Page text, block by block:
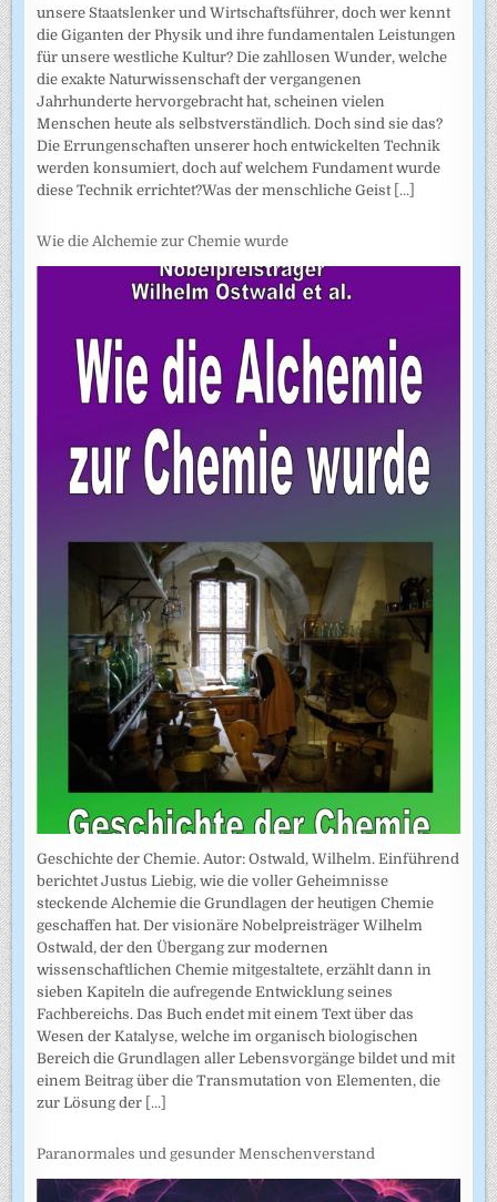
unsere Staatslenker und Wirtschaftsführer, doch wer kennt
die Giganten der Physik und ihre fundamentalen Leistungen
für unsere westliche Kultur? Die zahllosen Wunder, welche
die exakte Naturwissenschaft der vergangenen
Jahrhunderte hervorgebracht hat, scheinen vielen
Menschen heute als selbstverständlich. Doch sind sie das?
Die Errungenschaften unserer hoch entwickelten Technik
werden konsumiert, doch auf welchem Fundament wurde
diese Technik errichtet?Was der menschliche Geist [...]
Wie die Alchemie zur Chemie wurde
Geschichte der Chemie. Autor: Ostwald, Wilhelm. Einführend
berichtet Justus Liebig, wie die voller Geheimnisse
steckende Alchemie die Grundlagen der heutigen Chemie
geschaffen hat. Der visionäre Nobelpreisträger Wilhelm
Ostwald, der den Übergang zur modernen
wissenschaftlichen Chemie mitgestaltete, erzählt dann in
sieben Kapiteln die aufregende Entwicklung seines
Fachbereichs. Das Buch endet mit einem Text über das
Wesen der Katalyse, welche im organisch biologischen
Bereich die Grundlagen aller Lebensvorgänge bildet und mit
einem Beitrag über die Transmutation von Elementen, die
zur Lösung der [...]
Paranormales und gesunder Menschenverstand